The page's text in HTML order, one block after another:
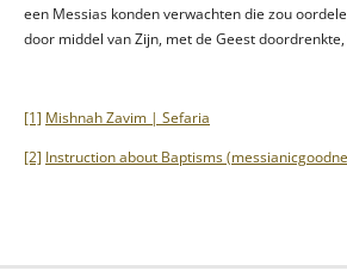
een Messias konden verwachten die zou
door middel van Zijn, met de Geest
[1] Mishnah Zavim | Sefaria
[2] Instruction about Baptisms